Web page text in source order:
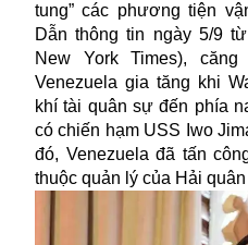
tung” các phương tiện
Dẫn thông tin ngày 5/9
New York Times),
Venezuela gia tăng khi
khí tài quân sự đến phía
có chiến hạm USS Iwo
đó, Venezuela đã tấn
thuộc quản lý của Hải